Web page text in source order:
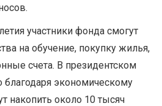
участники фонда смогут
на обучение, покупку жилья,
счета. В президентском
экономическому
накопить около 10 тысяч